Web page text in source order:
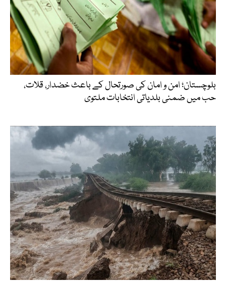
بلوچستان؛ امن و امان کی صورتحال کے باعث خضدار، قلات،
حب میں ضمنی بلدیاتی انتخابات ملتوی